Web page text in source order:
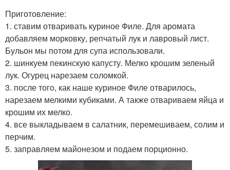
Приготовление:
1. ставим отваривать куриное Филе. Для аромата
добавляем морковку, репчатый лук и лавровый лист.
Бульон мы потом для супа использовали.
2. шинкуем пекинскую капусту. Мелко крошим зеленый
лук. Огурец нарезаем соломкой.
3. после того, как наше куриное Филе отварилось,
нарезаем мелкими кубиками. А также отвариваем яйца и
крошим их мелко.
4. все выкладываем в салатник, перемешиваем, солим и
перчим.
5. заправляем майонезом и подаем порционно.